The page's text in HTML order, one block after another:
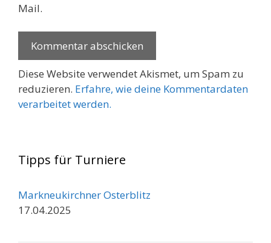
Mail.
Diese Website verwendet Akismet, um Spam zu
reduzieren. Erfahre, wie deine Kommentardaten
verarbeitet werden.
Tipps für Turniere
Markneukirchner Osterblitz
17.04.2025